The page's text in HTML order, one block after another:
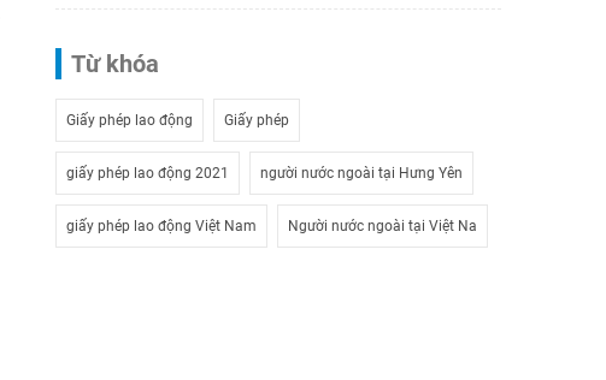
Từ khóa
Giấy phép lao động Giấy phép
giấy phép lao động 2021 người nước ngoài tại Hưng Yên
giấy phép lao động Việt Nam Người nước ngoài tại Việt Na